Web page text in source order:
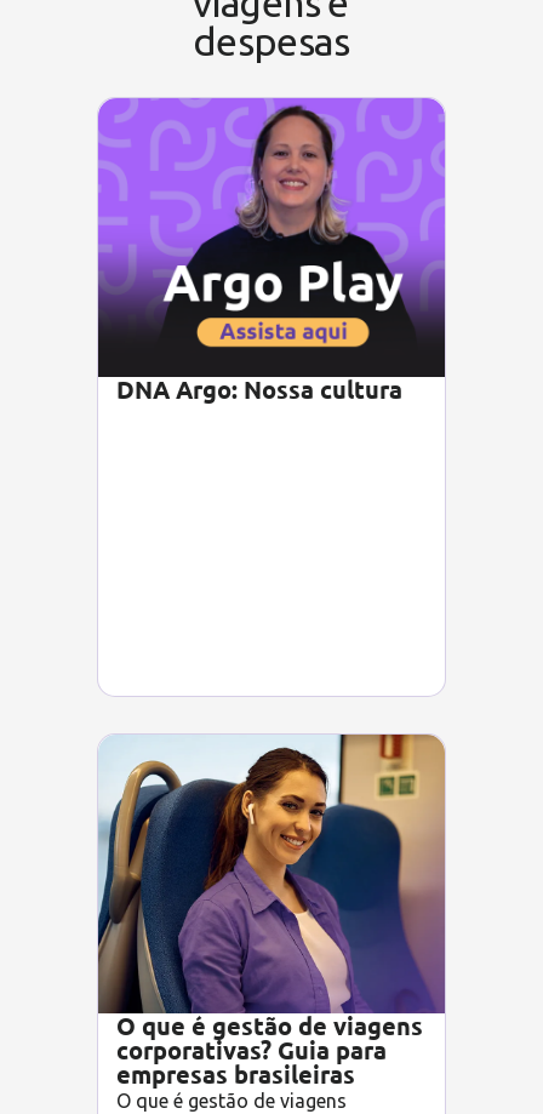
despesas
DNA Argo: Nossa cultura
O que é gestão de viagens
corporativas? Guia para
empresas brasileiras
O que é gestão de viagens